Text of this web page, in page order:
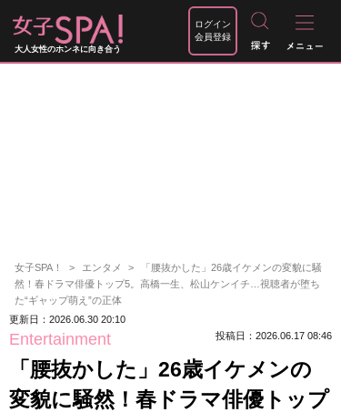
大人女性のホンネに向き合う
ログイン
会員登録
女子SPA！ エンタメ
「腰抜かした」26歳イケメンの変貌に騒
然！春ドラマ俳優トップ5。高橋一生、松山ケンイチ…視聴者が堕ち
た“ギャップ萌え”の正体
更新日：2026.06.30 20:10
Entertainment 投稿日：2026.06.17 08:46
「腰抜かした」26歳イケメンの
変貌に騒然！春ドラマ俳優トップ